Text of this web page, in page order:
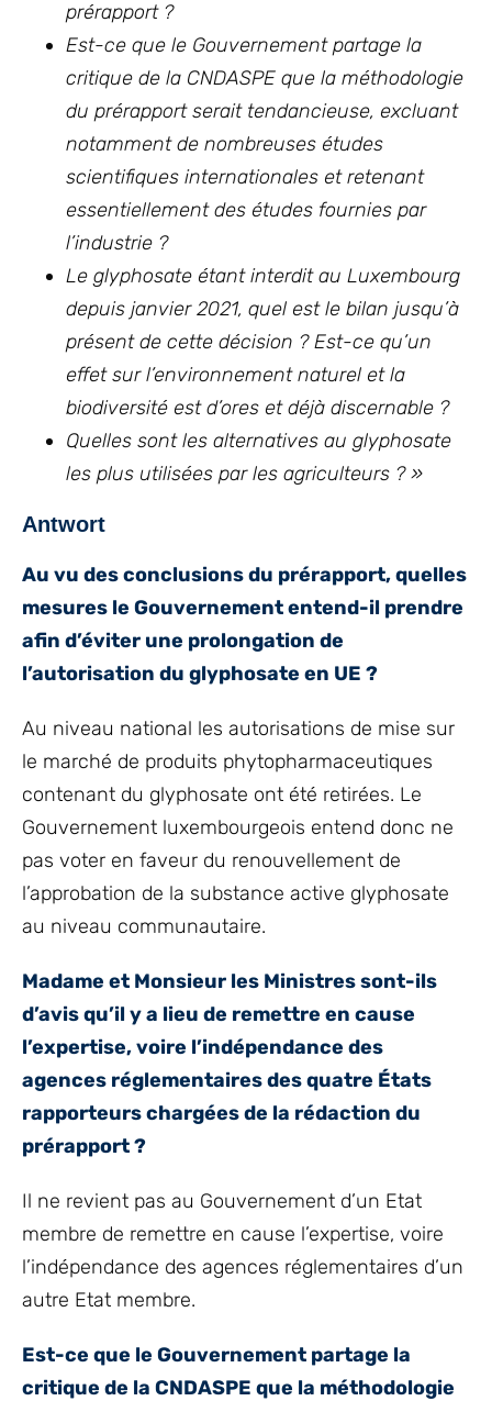
prérapport ?
Est-ce que le Gouvernement partage la
critique de la CNDASPE que la méthodologie
du prérapport serait tendancieuse, excluant
notamment de nombreuses études
scientifiques internationales et retenant
essentiellement des études fournies par
l’industrie ?
Le glyphosate étant interdit au Luxembourg
depuis janvier 2021, quel est le bilan jusqu’à
présent de cette décision ? Est-ce qu’un
effet sur l’environnement naturel et la
biodiversité est d’ores et déjà discernable ?
Quelles sont les alternatives au glyphosate
les plus utilisées par les agriculteurs ? »
Antwort
Au vu des conclusions du prérapport, quelles
mesures le Gouvernement entend-il prendre
afin d’éviter une prolongation de
l’autorisation du glyphosate en UE ?
Au niveau national les autorisations de mise sur
le marché de produits phytopharmaceutiques
contenant du glyphosate ont été retirées. Le
Gouvernement luxembourgeois entend donc ne
pas voter en faveur du renouvellement de
l’approbation de la substance active glyphosate
au niveau communautaire.
Madame et Monsieur les Ministres sont-ils
d’avis qu’il y a lieu de remettre en cause
l’expertise, voire l’indépendance des
agences réglementaires des quatre États
rapporteurs chargées de la rédaction du
prérapport ?
Il ne revient pas au Gouvernement d’un Etat
membre de remettre en cause l’expertise, voire
l’indépendance des agences réglementaires d’un
autre Etat membre.
Est-ce que le Gouvernement partage la
critique de la CNDASPE que la méthodologie